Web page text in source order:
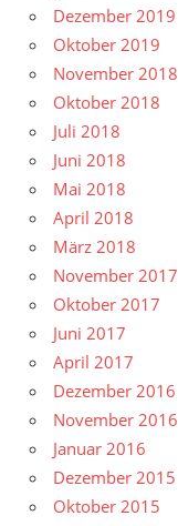
Dezember 2019
Oktober 2019
November 2018
Oktober 2018
Juli 2018
Juni 2018
Mai 2018
April 2018
März 2018
November 2017
Oktober 2017
Juni 2017
April 2017
Dezember 2016
November 2016
Januar 2016
Dezember 2015
Oktober 2015